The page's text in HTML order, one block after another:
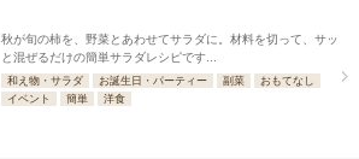
秋が旬の柿を、野菜とあわせてサラダに。材料を切って、サッ
と混ぜるだけの簡単サラダレシピです...
和え物・サラダ お誕生日・パーティー 副菜
おもてなし
イベント
簡単 洋食